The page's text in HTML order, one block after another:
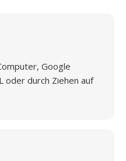
Google
oder durch Ziehen auf